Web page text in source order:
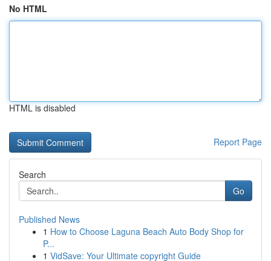
No HTML
HTML is disabled
Report Page
Search
Go
Published News
1 How to Choose Laguna Beach Auto Body Shop for
P...
1 VidSave: Your Ultimate copyright Guide